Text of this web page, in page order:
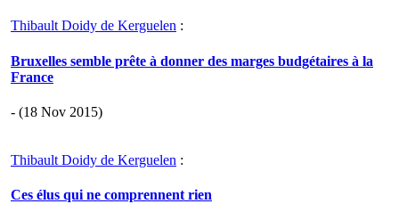
Thibault Doidy de Kerguelen :
Bruxelles semble prête à donner des marges budgétaires à la
France
- (18 Nov 2015)
Thibault Doidy de Kerguelen :
Ces élus qui ne comprennent rien